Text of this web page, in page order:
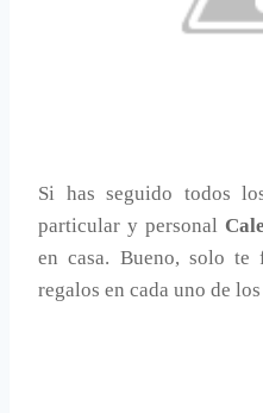
Si has seguido todos
particular y personal
en casa. Bueno, solo te
regalos en cada uno de